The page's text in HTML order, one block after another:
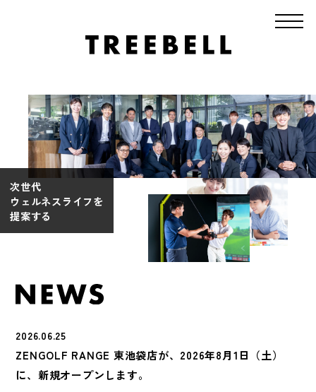
次世代
ウェルネスライフを
提案する
2026.06.25
ZENGOLF RANGE 東池袋店が、2026年8月1日（土）
に、新規オープンします。